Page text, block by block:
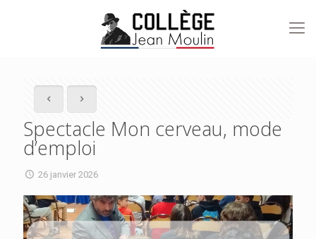
Spectacle Mon cerveau, mode
d’emploi
26 janvier 2026